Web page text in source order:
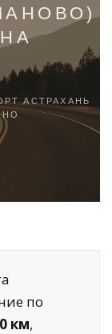
АСТРАХАНЬ
по
км,